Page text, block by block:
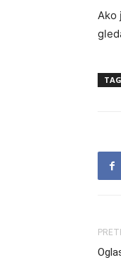
Ako
TAG